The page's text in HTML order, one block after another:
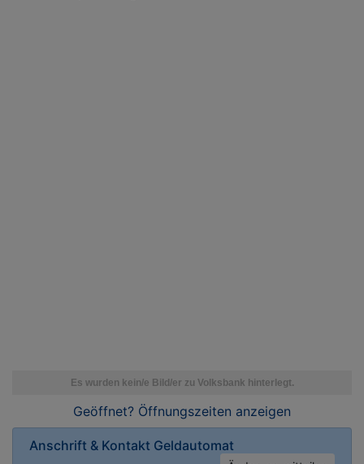
Geöffnet? Öffnungszeiten anzeigen
Anschrift & Kontakt Geldautomat